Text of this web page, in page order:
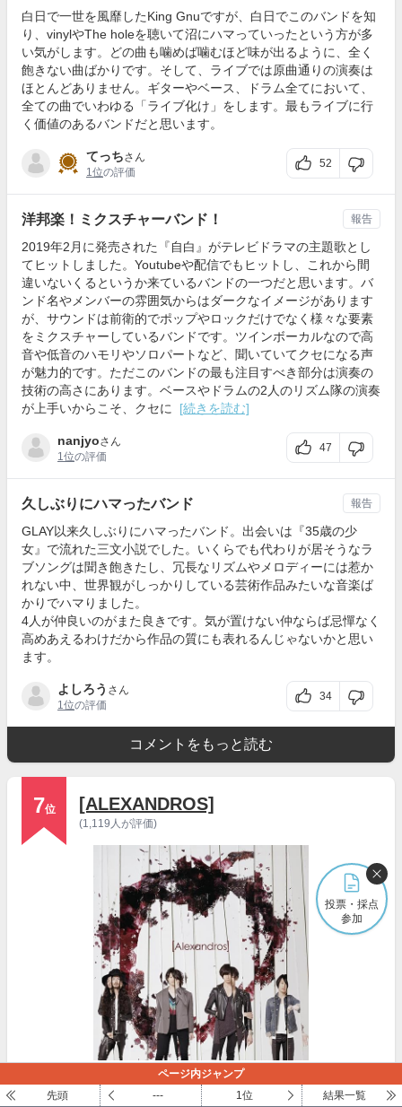
白日で一世を風靡したKing Gnuですが、白日でこのバンドを知
り、vinylやThe holeを聴いて沼にハマっていったという方が多
い気がします。どの曲も噛めば噛むほど味が出るように、全く
飽きない曲ばかりです。そして、ライブでは原曲通りの演奏は
ほとんどありません。ギターやベース、ドラム全てにおいて、
全ての曲でいわゆる「ライブ化け」をします。最もライブに行
く価値のあるバンドだと思います。
てっちさん
1位の評価
52
洋邦楽！ミクスチャーバンド！
2019年2月に発売された『自白』がテレビドラマの主題歌とし
てヒットしました。Youtubeや配信でもヒットし、これから間
違いないくるというか来ているバンドの一つだと思います。バ
ンド名やメンバーの雰囲気からはダークなイメージがあります
が、サウンドは前衛的でポップやロックだけでなく様々な要素
をミクスチャーしているバンドです。ツインボーカルなので高
音や低音のハモリやソロパートなど、聞いていてクセになる声
が魅力的です。ただこのバンドの最も注目すべき部分は演奏の
技術の高さにあります。ベースやドラムの2人のリズム隊の演奏
が上手いからこそ、クセに
[続きを読む]
nanjyoさん
1位の評価
47
報告
久しぶりにハマったバンド
GLAY以来久しぶりにハマったバンド。出会いは『35歳の少
女』で流れた三文小説でした。いくらでも代わりが居そうなラ
ブソングは聞き飽きたし、冗長なリズムやメロディーには惹か
れない中、世界観がしっかりしている芸術作品みたいな音楽ば
かりでハマりました。
4人が仲良いのがまた良きです。気が置けない仲ならば忌憚なく
高めあえるわけだから作品の質にも表れるんじゃないかと思い
ます。
よしろう さん
1位の評価
34
報告
コメントをもっと読む
7位 [ALEXANDROS]
(1,119人が評価)
投票・採点
参加
ページ内ジャンプ
先頭
--- 1位 結果一覧